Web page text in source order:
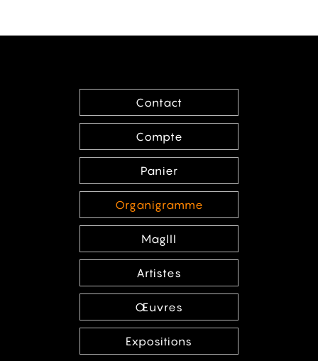
Contact
Compte
Panier
Organigramme
MagIII
Artistes
Œuvres
Expositions